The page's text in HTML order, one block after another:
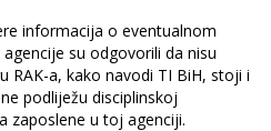
informacija o eventualnom
su odgovorili da nisu
RAK-a, kako navodi TI BiH, stoji i
podliježu disciplinskoj
zaposlene u toj agenciji.